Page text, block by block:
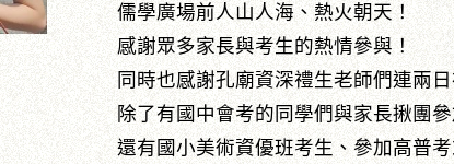
儒學廣場前人山人海、熱火朝天！
感謝眾多家長與考生的熱情參與！
同時也感謝孔廟資深禮生老師們連兩
除了有國中會考的同學們與家長揪團
還有國小美術資優班考生、參加高普